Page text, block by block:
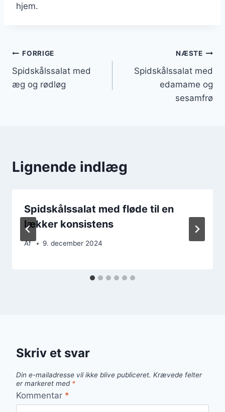
hjem.
Indlægsnavigation
FORRIGE
Spidskålssalat med
æg og rødløg
NÆSTE
Spidskålssalat med
edamame og
sesamfrø
Lignende indlæg
Spidskålssalat med fløde til en
lækker konsistens
Af 9. december 2024
Skriv et svar
Din e-mailadresse vil ikke blive publiceret. Krævede felter
er markeret med *
Kommentar *